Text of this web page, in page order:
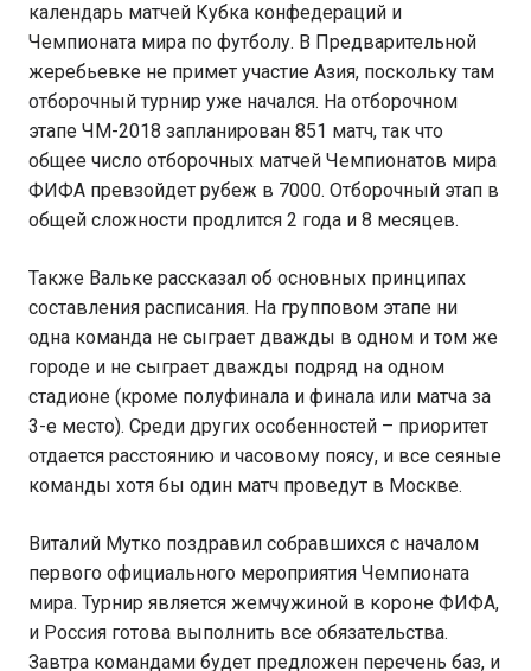
календарь матчей Кубка конфедераций и
Чемпионата мира по футболу. В Предварительной
жеребьевке не примет участие Азия, поскольку там
отборочный турнир уже начался. На отборочном
этапе ЧМ-2018 запланирован 851 матч, так что
общее число отборочных матчей Чемпионатов мира
ФИФА превзойдет рубеж в 7000. Отборочный этап в
общей сложности продлится 2 года и 8 месяцев.
Также Вальке рассказал об основных принципах
составления расписания. На групповом этапе ни
одна команда не сыграет дважды в одном и том же
городе и не сыграет дважды подряд на одном
стадионе (кроме полуфинала и финала или матча за
3-е место). Среди других особенностей – приоритет
отдается расстоянию и часовому поясу, и все сеяные
команды хотя бы один матч проведут в Москве.
Виталий Мутко поздравил собравшихся с началом
первого официального мероприятия Чемпионата
мира. Турнир является жемчужиной в короне ФИФА,
и Россия готова выполнить все обязательства.
Завтра командами будет предложен перечень баз, и